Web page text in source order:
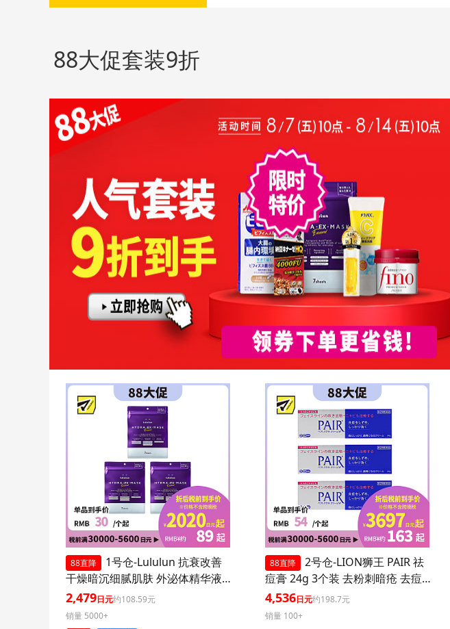
88大促套装9折
88直降
1号仓-Lululun 抗衰改善
干燥暗沉细腻肌肤 外泌体精华液
保湿面膜 7片 3个装 Exosome 增
加肌肤弹力透明感
2,479日元约108.59元
销量 5000+
88直降
2号仓-LION狮王 PAIR 祛
痘膏 24g 3个装 去粉刺暗疮 去痘
印修复痘坑 舒缓炎症红肿【第2类
医药品】
4,536日元约198.7元
销量 100+